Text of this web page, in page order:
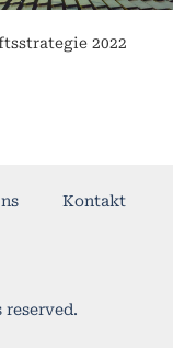
2022
Kontakt